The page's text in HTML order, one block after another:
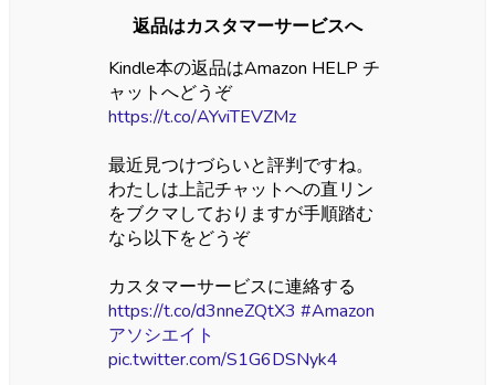
返品はカスタマーサービスへ
Kindle本の返品はAmazon HELP チ
ャットへどうぞ
https://t.co/AYviTEVZMz
最近見つけづらいと評判ですね。
わたしは上記チャットへの直リン
をブクマしておりますが手順踏む
なら以下をどうぞ
カスタマーサービスに連絡する
https://t.co/d3nneZQtX3 #Amazon
アソシエイト
pic.twitter.com/S1G6DSNyk4